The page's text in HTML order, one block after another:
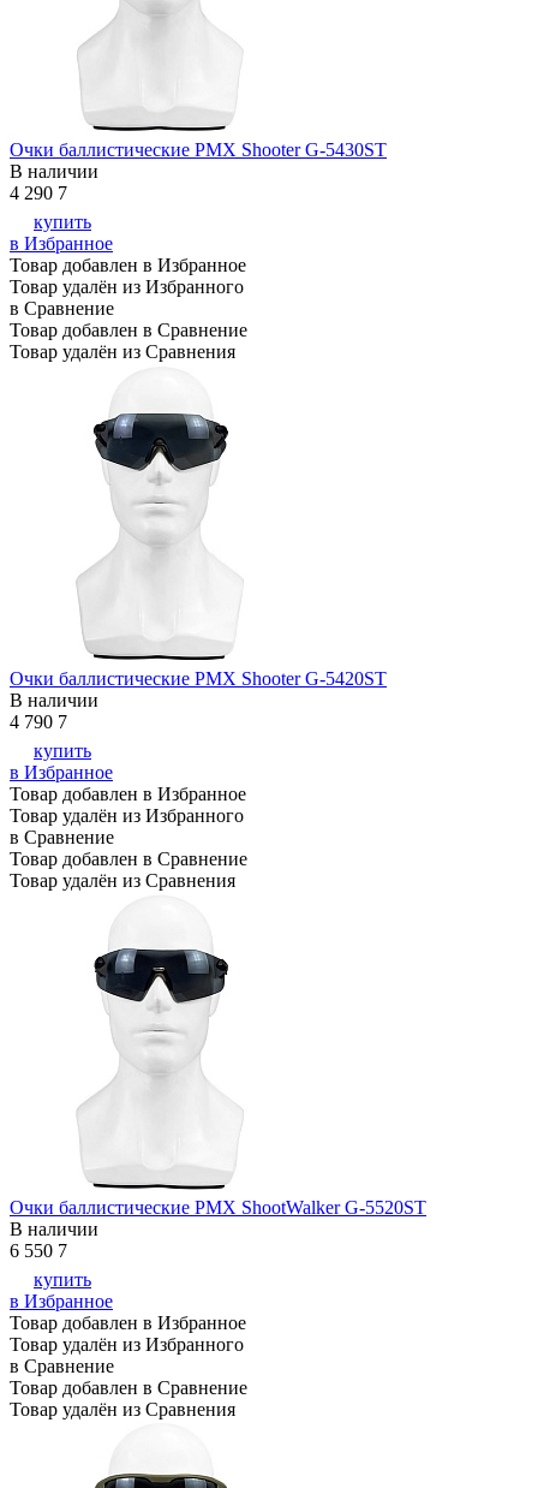
Очки баллистические PMX Shooter G-5430ST
В наличии
4 290 7
купить
в Избранное
Товар добавлен в Избранное
Товар удалён из Избранного
в Сравнение
Товар добавлен в Сравнение
Товар удалён из Сравнения
Очки баллистические PMX Shooter G-5420ST
В наличии
4 790 7
купить
в Избранное
Товар добавлен в Избранное
Товар удалён из Избранного
в Сравнение
Товар добавлен в Сравнение
Товар удалён из Сравнения
Очки баллистические PMX ShootWalker G-5520ST
В наличии
6 550 7
купить
в Избранное
Товар добавлен в Избранное
Товар удалён из Избранного
в Сравнение
Товар добавлен в Сравнение
Товар удалён из Сравнения